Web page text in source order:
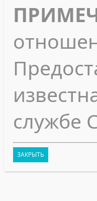
службе
ЗАКРЫТЬ